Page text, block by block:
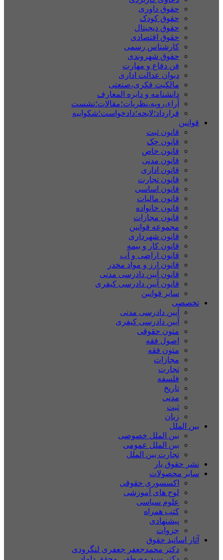
حقوق داوری
حقوق کودک
حقوق دیجیتال
حقوق اقتصادی
کارشناس رسمی
حقوق شهروندی
فن دفاع و مهارت
دیوان عدالت اداری
مالکیت فکری،صنعتی
دانشنامه و دایره المعارف
آراء،رویه،نظریات؛مقالات؛نشست
قرارداد؛لایحه؛دادخواست؛شکواییه
قوانین
قانون ثبت
قانون چک
قانون خاص
قانون مدنی
قانون اداری
قانون تجارت
قانون اساسی
قانون مالیات
قانون خانواده
قانون مجازات
مجموعه قوانین
قانون شهرداری
قانون کار و بیمه
قانون اراضی و آب
قانون ارز و مواد مخدر
قانون آیین دادرسی مدنی
قانون آیین دادرسی کیفری
سایر قوانین
تخصصی
آیین دادرسی مدنی
آیین دادرسی کیفری
متون حقوقی
اصول فقه
متون فقه
مجازات
تجارت
فلسفه
تاریخ
مدنی
ثبت
زبان
بین الملل
بین الملل خصوصی
بین الملل عمومی
تجارت بین الملل
نشر حقوق یار
سایر محصولات
اکسسوری حقوقی
لوح های آموزشی
علوم سیاسی
کتب همراه
پیشنهادی
جزوات
آثار اساتید حقوق
دکتر محمدجعفر جعفری لنگرودی